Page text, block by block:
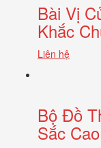
Bài Vị
Khắc
Liên hệ
Bộ Đồ
Sắc